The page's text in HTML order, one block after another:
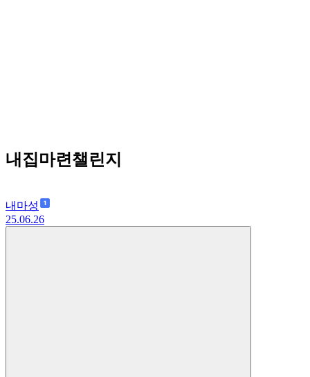
내집마련챌린지
내마성
25.06.26